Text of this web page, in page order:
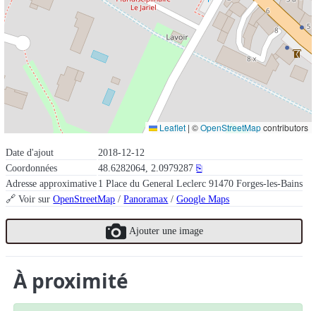
Date d'ajout
2018-12-12
Coordonnées
48.6282064, 2.0979287 ⎘
Adresse approximative1 Place du General Leclerc 91470 Forges-les-Bains
🔗 Voir surOpenStreetMap /Panoramax /Google Maps
Ajouter une image
Leaflet | ©OpenStreetMapcontributors
À proximité